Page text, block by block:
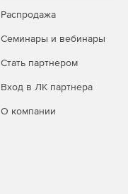
Распродажа
Семинары и вебинары
Стать партнером
Вход в ЛК партнера
О компании